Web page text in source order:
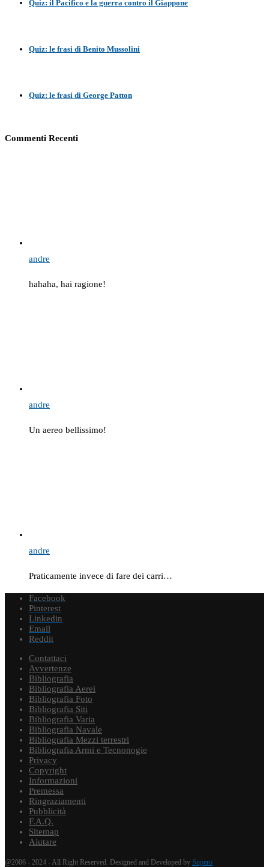
Quiz: il Pacifico e la guerra contro il Giappone
Quiz: le frasi di Benito Mussolini
Quiz: le frasi di George Patton
Commenti Recenti
andre
hahaha, hai ragione!
andre
Un aereo bellissimo!
andre
Praticamente invece di fare dei carri…
Facebook
Pinterest
Linkedin
Email
Reddit
Contattaci
Avvertenze
Bibliografia
Bibliografia Aerei
Bibliografia Foto
Bibliografia Siti
Bibliografia Varia
Bibliografia Navale
Bibliografia Mezzi terrestri
Bibliografia Armi e Tecnonogie
Privacy
Copyright
Informazioni
Premessa
Ringraziamenti
Pubblicità
F.A.Q.
Sitemap
Aiutare
@2006 - 2024 - All Right Reserved. Designed and Developed by Supero